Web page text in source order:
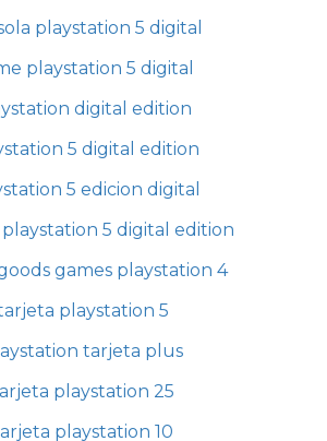
playstation 5 digital
playstation 5 digital
digital edition
5 digital edition
5 edicion digital
5 digital edition
games playstation 4
playstation 5
tarjeta plus
playstation 25
playstation 10